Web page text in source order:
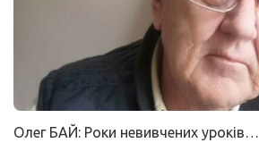
Олег БАЙ: Роки невивчених уроків…